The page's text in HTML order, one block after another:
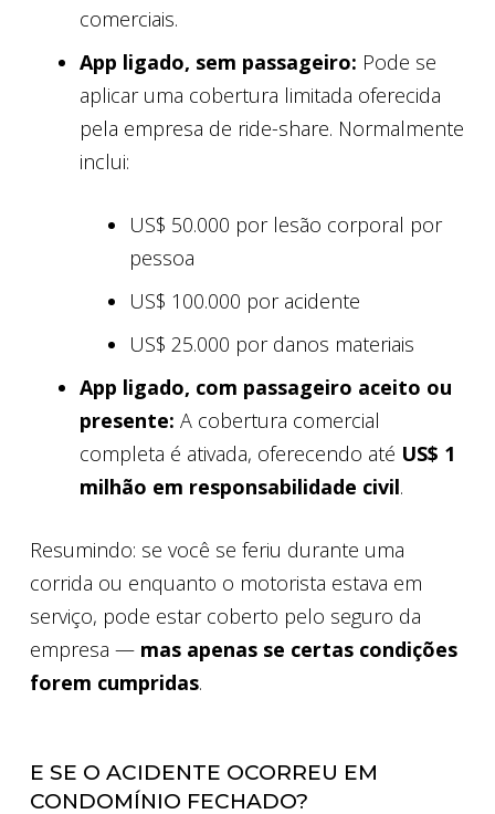
comerciais.
App ligado, sem passageiro: Pode se
aplicar uma cobertura limitada oferecida
pela empresa de ride-share. Normalmente
inclui:
US$ 50.000 por lesão corporal por
pessoa
US$ 100.000 por acidente
US$ 25.000 por danos materiais
App ligado, com passageiro aceito ou
presente: A cobertura comercial
completa é ativada, oferecendo até US$ 1
milhão em responsabilidade civil.
Resumindo: se você se feriu durante uma
corrida ou enquanto o motorista estava em
serviço, pode estar coberto pelo seguro da
empresa — mas apenas se certas condições
forem cumpridas.
E SE O ACIDENTE OCORREU EM
CONDOMÍNIO FECHADO?